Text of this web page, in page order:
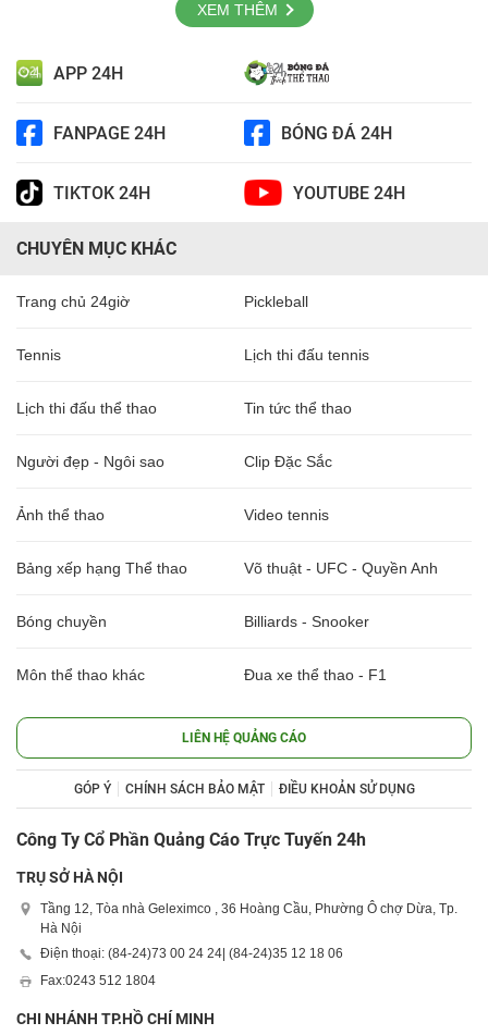
XEM THÊM
APP 24H
FANPAGE 24H BÓNG ĐÁ 24H
TIKTOK 24H YOUTUBE 24H
CHUYÊN MỤC KHÁC
Trang chủ 24giờ Pickleball
Tennis Lịch thi đấu tennis
Lịch thi đấu thể thao Tin tức thể thao
Người đẹp - Ngôi sao Clip Đặc Sắc
Ảnh thể thao Video tennis
Bảng xếp hạng Thể thao Võ thuật - UFC - Quyền Anh
Bóng chuyền Billiards - Snooker
Môn thể thao khác Đua xe thể thao - F1
LIÊN HỆ QUẢNG CÁO
GÓP Ý CHÍNH SÁCH BẢO MẬT ĐIỀU KHOẢN SỬ DỤNG
Công Ty Cổ Phần Quảng Cáo Trực Tuyến 24h
TRỤ SỞ HÀ NỘI
Tầng 12, Tòa nhà Geleximco , 36 Hoàng Cầu, Phường Ô chợ Dừa, Tp.
Hà Nội
Điện thoại: (84-24)73 00 24 24 | (84-24)35 12 18 06
Fax:0243 512 1804
CHI NHÁNH TP.HỒ CHÍ MINH